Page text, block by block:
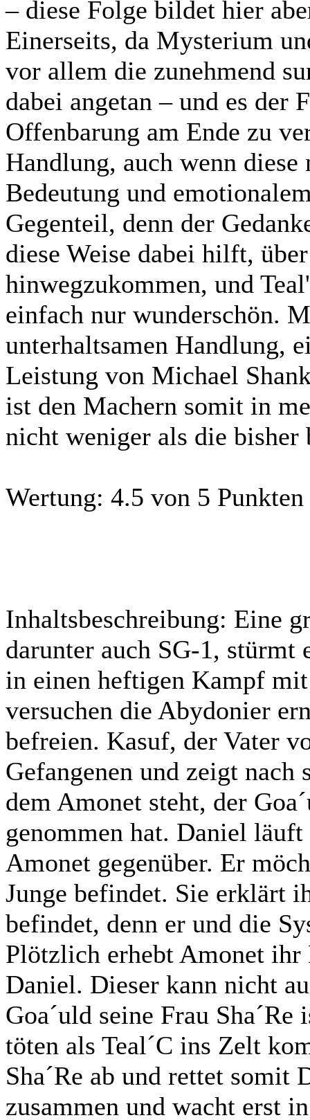
– diese Folge bildet hier
Einerseits, da Mysterium
vor allem die zunehmend
dabei angetan – und es der
Offenbarung am Ende zu
Handlung, auch wenn
Bedeutung und
Gegenteil, denn der
diese Weise dabei hilft,
hinwegzukommen, und
einfach nur wunderschön.
unterhaltsamen Handlung,
Leistung von Michael
ist den Machern somit in
nicht weniger als die bisher
Wertung: 4.5 von 5 Punkten
Inhaltsbeschreibung: Eine
darunter auch SG-1, stürmt
in einen heftigen Kampf
versuchen die Abydonier
befreien. Kasuf, der Vater
Gefangenen und zeigt
dem Amonet steht, der
genommen hat. Daniel
Amonet gegenüber. Er
Junge befindet. Sie erklärt
befindet, denn er und die
Plötzlich erhebt Amonet ihr
Daniel. Dieser kann nicht
Goa´uld seine Frau
töten als Teal´C ins Zelt
Sha´Re ab und rettet somit
zusammen und wacht erst